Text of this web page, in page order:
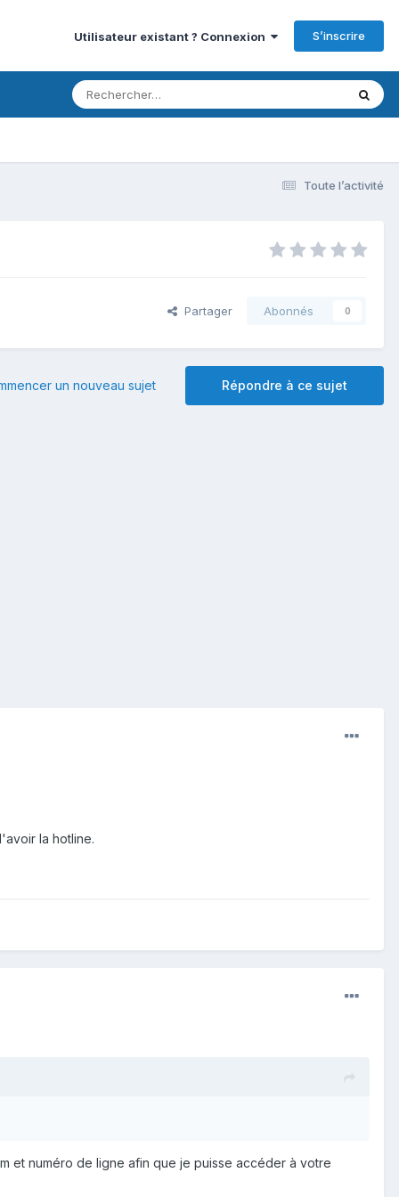
Utilisateur existant ? Connexion S’inscrire
Toute l’activité
Partager Abonnés 0
Répondre à ce sujet
un nouveau sujet
la hotline.
et numéro de ligne afin que je puisse accéder à votre